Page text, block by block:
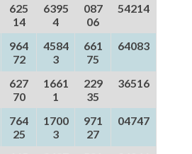
625
14
6395
4
087
06
54214
964
72
4584
3
661
75
64083
627
70
1661
1
229
35
36516
764
25
1700
3
971
27
04747